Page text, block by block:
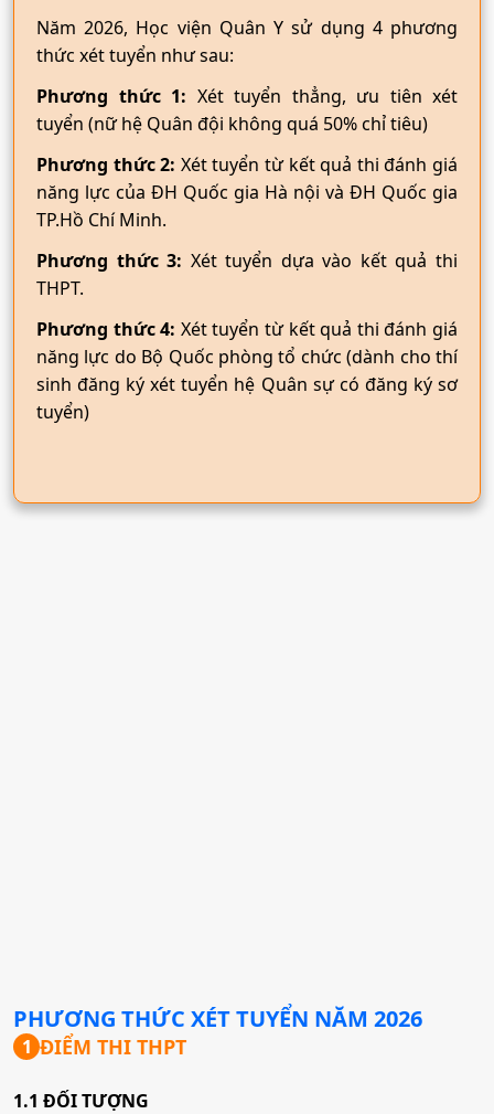
Năm 2026, Học viện Quân Y sử dụng 4 phương
thức xét tuyển như sau:
Phương thức 1: Xét tuyển thẳng, ưu tiên xét
tuyển (nữ hệ Quân đội không quá 50% chỉ tiêu)
Phương thức 2: Xét tuyển từ kết quả thi đánh giá
năng lực của ĐH Quốc gia Hà nội và ĐH Quốc gia
TP.Hồ Chí Minh.
Phương thức 3: Xét tuyển dựa vào kết quả thi
THPT.
Phương thức 4: Xét tuyển từ kết quả thi đánh giá
năng lực do Bộ Quốc phòng tổ chức (dành cho thí
sinh đăng ký xét tuyển hệ Quân sự có đăng ký sơ
tuyển)
PHƯƠNG THỨC XÉT TUYỂN NĂM 2026
1 ĐIỂM THI THPT
1.1 ĐỐI TƯỢNG